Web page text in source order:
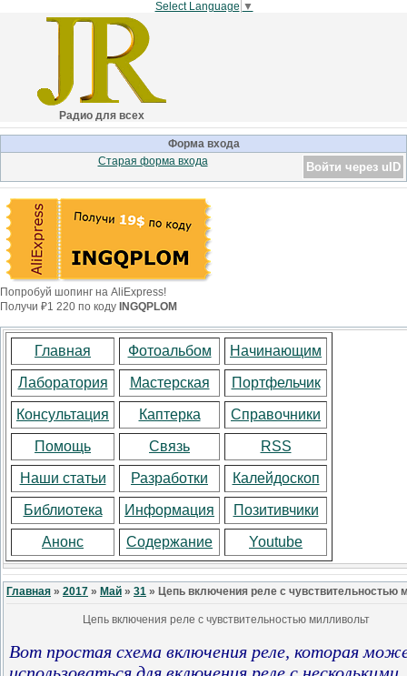
Select Language ▼
Радио для всех
Форма входа
Войти через uID
Старая форма входа
Попробуй шопинг на AliExpress!
Получи ₽1 220 по коду INGQPLOM
Главная Фотоальбом Начинающим
Лаборатория Мастерская Портфельчик
Консультация Каптерка Справочники
Помощь Связь RSS
Наши статьи Разработки Калейдоскоп
Библиотека Информация Позитивчики
Анонс Содержание Youtube
Главная » 2017 » Май » 31 » Цепь включения реле с чувствительностью
Цепь включения реле с чувствительностью милливольт
Вот простая схема включения реле, которая